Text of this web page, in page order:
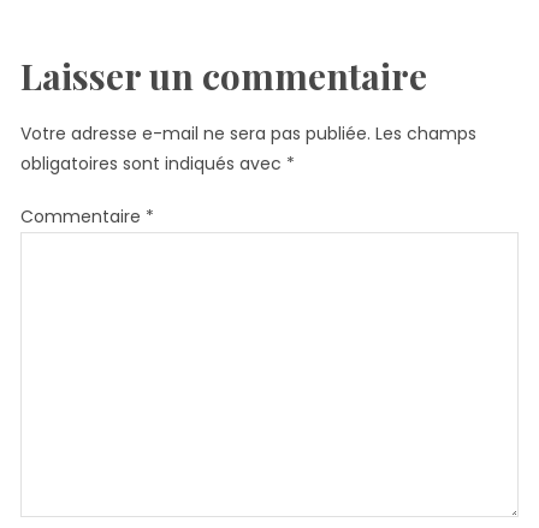
Laisser un commentaire
Votre adresse e-mail ne sera pas publiée. Les champs
obligatoires sont indiqués avec *
Commentaire *